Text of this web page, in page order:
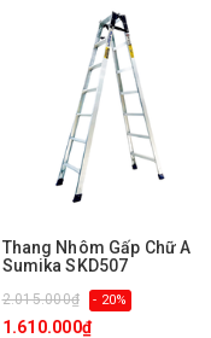
Thang Nhôm Gấp Chữ A
Sumika SKD507
2.015.000₫ - 20%
1.610.000₫